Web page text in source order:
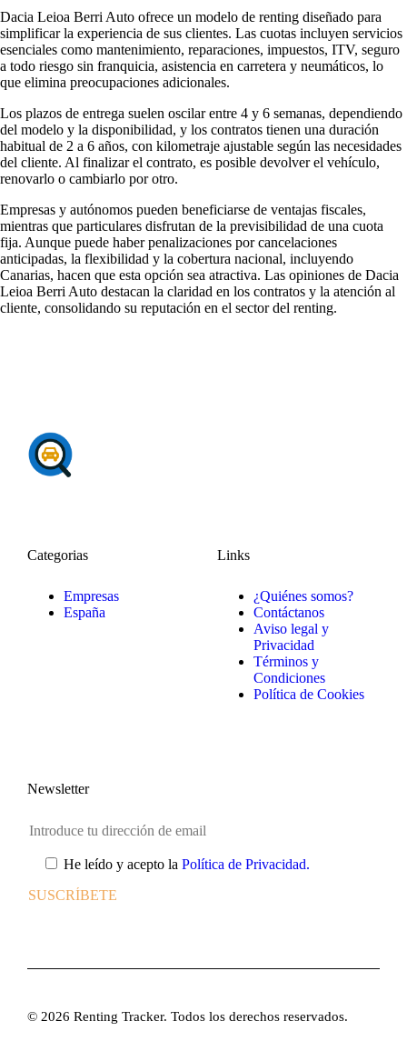
Dacia Leioa Berri Auto ofrece un modelo de renting diseñado para
simplificar la experiencia de sus clientes. Las cuotas incluyen servicios
esenciales como mantenimiento, reparaciones, impuestos, ITV, seguro
a todo riesgo sin franquicia, asistencia en carretera y neumáticos, lo
que elimina preocupaciones adicionales.
Los plazos de entrega suelen oscilar entre 4 y 6 semanas, dependiendo
del modelo y la disponibilidad, y los contratos tienen una duración
habitual de 2 a 6 años, con kilometraje ajustable según las necesidades
del cliente. Al finalizar el contrato, es posible devolver el vehículo,
renovarlo o cambiarlo por otro.
Empresas y autónomos pueden beneficiarse de ventajas fiscales,
mientras que particulares disfrutan de la previsibilidad de una cuota
fija. Aunque puede haber penalizaciones por cancelaciones
anticipadas, la flexibilidad y la cobertura nacional, incluyendo
Canarias, hacen que esta opción sea atractiva. Las opiniones de Dacia
Leioa Berri Auto destacan la claridad en los contratos y la atención al
cliente, consolidando su reputación en el sector del renting.
Categorias
Empresas
España
Links
¿Quiénes somos?
Contáctanos
Aviso legal y
Privacidad
Términos y
Condiciones
Política de Cookies
Newsletter
He leído y acepto la Política de Privacidad.
© 2026 Renting Tracker. Todos los derechos reservados.